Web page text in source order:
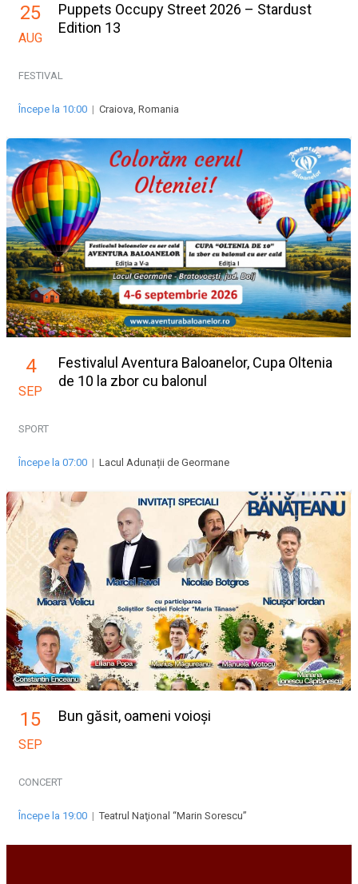
25
AUG
Puppets Occupy Street 2026 – Stardust
Edition 13
FESTIVAL
Începe la 10:00 | Craiova, Romania
4
SEP
Festivalul Aventura Baloanelor, Cupa Oltenia
de 10 la zbor cu balonul
SPORT
Începe la 07:00 | Lacul Adunații de Geormane
15
SEP
Bun găsit, oameni voioși
CONCERT
Începe la 19:00 |Teatrul Naţional “Marin Sorescu”